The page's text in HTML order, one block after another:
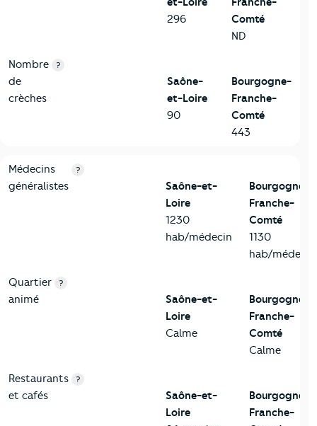
296
Comté
ND
Nombre
de
crèches
?
Saône-
et-Loire
90
Bourgogne-
Franche-
Comté
443
5-Commerces
Critères Saône-et-Loire
Médecins
généralistes
?
Saône-et-
Loire
1230
hab/médecin
Bourgogne-
Franche-
Comté
1130
hab/médecin
Quartier
animé
?
Saône-et-
Loire
Calme
Bourgogne-
Franche-
Comté
Calme
Restaurants
et cafés
?
Saône-et-
Loire
Bourgogne-
Franche-